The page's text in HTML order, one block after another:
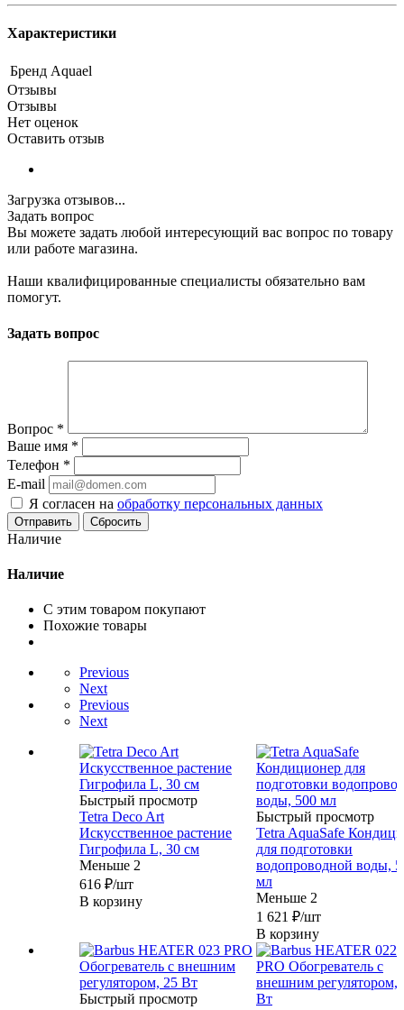
Характеристики
Бренд Aquael
Отзывы
Отзывы
Нет оценок
Оставить отзыв
Загрузка отзывов...
Задать вопрос
Вы можете задать любой интересующий вас вопрос по товару
или работе магазина.
Наши квалифицированные специалисты обязательно вам
помогут.
Задать вопрос
Вопрос *
Ваше имя *
Телефон *
E-mail
Я согласен на обработку персональных данных
Сбросить
Наличие
Наличие
С этим товаром покупают
Похожие товары
Previous
Next
Previous
Next
Быстрый просмотр
Tetra Deco Art
Искусственное растение
Гигрофила L, 30 см
Меньше 2
616 ₽/шт
В корзину
Быстрый просмотр
Tetra AquaSafe
для подготовки
водопроводной воды,
мл
Меньше 2
1 621 ₽/шт
В корзину
Быстрый просмотр